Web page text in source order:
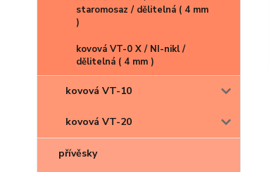
staromosaz / dělitelná ( 4 mm
)
kovová VT-0 X / NI-nikl /
dělitelná ( 4 mm )
kovová VT-10
kovová VT-20
přívěsky